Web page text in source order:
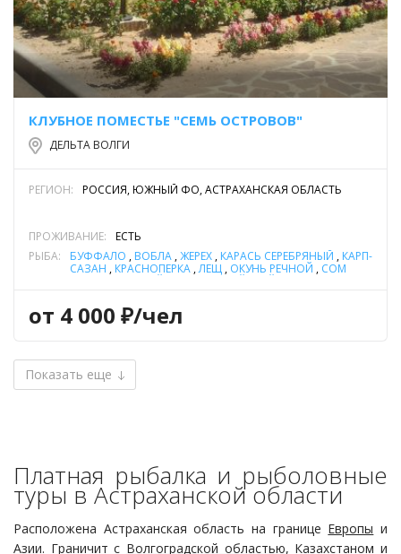
КЛУБНОЕ ПОМЕСТЬЕ "СЕМЬ ОСТРОВОВ"
ДЕЛЬТА ВОЛГИ
РЕГИОН: РОССИЯ, ЮЖНЫЙ ФО, АСТРАХАНСКАЯ ОБЛАСТЬ
ПРОЖИВАНИЕ:
ЕСТЬ
РЫБА:
БУФФАЛО , ВОБЛА ,ЖЕРЕХ , КАРАСЬ СЕРЕБРЯНЫЙ , КАРП-
САЗАН , КРАСНОПЕРКА ,ЛЕЩ , ОКУНЬ РЕЧНОЙ , СОМ
от 4 000 ₽/чел
Показать еще
Платная рыбалка и рыболовные
туры в Астраханской области
Расположена Астраханская область на границе Европы и
Азии. Граничит с Волгоградской областью, Казахстаном и